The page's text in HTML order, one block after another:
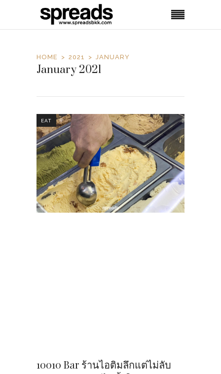
HOME 2021 JANUARY
January 2021
EAT
10010 Bar ร้านไอติมลึกแต่ไม่ลับ